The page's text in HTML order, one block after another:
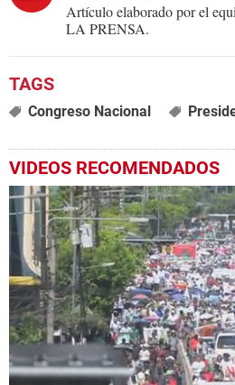
Artículo elaborado por el
LA PRENSA.
Congreso Nacional
VIDEOS RECOMENDADOS